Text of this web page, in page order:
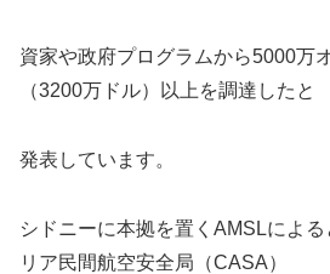
資家や政府プログラムから5000万
（3200万ドル）以上を調達したと
発表しています。
シドニーに本拠を置くAMSLによ
リア民間航空安全局（CASA）